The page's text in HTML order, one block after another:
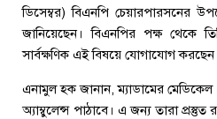
ডিসেম্বর) বিএনপি চেয়ারপারসনের
জানিয়েছেন। বিএনপির পক্ষ থেকে
সার্বক্ষণিক এই বিষয়ে যোগাযোগ
এনামুল হক জানান, ম্যাডামের মেডিকেল
অ্যাম্বুলেন্স পাঠাবে। এ জন্য তারা প্রস্তুত